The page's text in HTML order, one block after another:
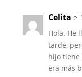
Celita el
Hola. He
tarde,
hijo tiene
era más